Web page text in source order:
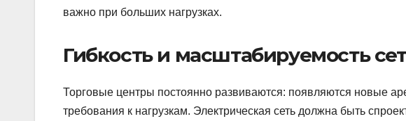
важно при больших нагрузках.
Гибкость и масштабируемость
Торговые центры постоянно развиваются: появляются новые
требования к нагрузкам. Электрическая сеть должна быть